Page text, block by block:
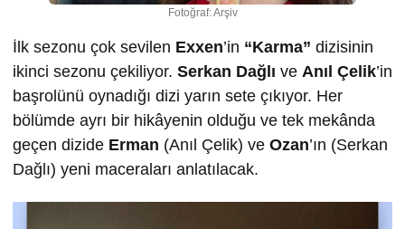
Fotoğraf: Arşiv
İlk sezonu çok sevilen Exxen’in “Karma” dizisinin
ikinci sezonu çekiliyor. Serkan Dağlı ve Anıl Çelik’in
başrolünü oynadığı dizi yarın sete çıkıyor. Her
bölümde ayrı bir hikâyenin olduğu ve tek mekânda
geçen dizide Erman (Anıl Çelik) ve Ozan’ın (Serkan
Dağlı) yeni maceraları anlatılacak.